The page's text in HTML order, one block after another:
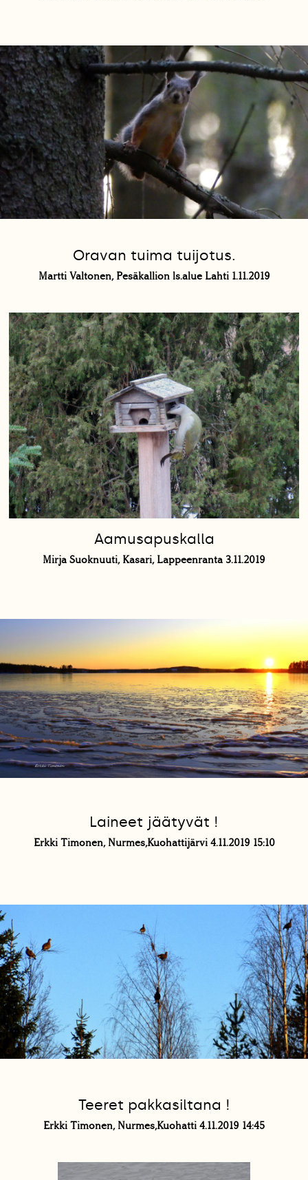
Oravan tuima tuijotus.
Martti Valtonen, Pesäkallion ls.alue Lahti 1.11.2019
Aamusapuskalla
Mirja Suoknuuti, Kasari, Lappeenranta 3.11.2019
Laineet jäätyvät !
Erkki Timonen, Nurmes,Kuohattijärvi 4.11.2019 15:10
Teeret pakkasiltana !
Erkki Timonen, Nurmes,Kuohatti 4.11.2019 14:45